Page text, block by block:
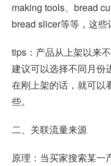
making tools、bread
bread slicer等等，这些
tips：产品从上架以来
建议可以选择不同月份
在刚上架的话，就可以
些。
二、关联流量来源
原理：当买家搜索某一